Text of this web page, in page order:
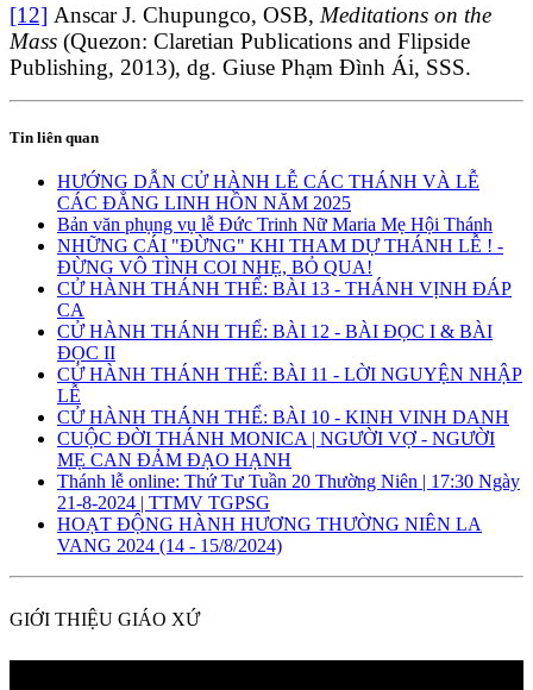
[12] Anscar J. Chupungco, OSB, Meditations on the
Mass (Quezon: Claretian Publications and Flipside
Publishing, 2013), dg. Giuse Phạm Đình Ái, SSS.
Tin liên quan
HƯỚNG DẪN CỬ HÀNH LỄ CÁC THÁNH VÀ LỄ
CÁC ĐẲNG LINH HỒN NĂM 2025
Bản văn phụng vụ lễ Đức Trinh Nữ Maria Mẹ Hội Thánh
NHỮNG CÁI "ĐỪNG" KHI THAM DỰ THÁNH LỄ ! -
ĐỪNG VÔ TÌNH COI NHẸ, BỎ QUA!
CỬ HÀNH THÁNH THỂ: BÀI 13 - THÁNH VỊNH ĐÁP
CA
CỬ HÀNH THÁNH THỂ: BÀI 12 - BÀI ĐỌC I & BÀI
ĐỌC II
CỬ HÀNH THÁNH THỂ: BÀI 11 - LỜI NGUYỆN NHẬP
LỄ
CỬ HÀNH THÁNH THỂ: BÀI 10 - KINH VINH DANH
CUỘC ĐỜI THÁNH MONICA | NGƯỜI VỢ - NGƯỜI
MẸ CAN ĐẢM ĐẠO HẠNH
Thánh lễ online: Thứ Tư Tuần 20 Thường Niên | 17:30 Ngày
21-8-2024 | TTMV TGPSG
HOẠT ĐỘNG HÀNH HƯƠNG THƯỜNG NIÊN LA
VANG 2024 (14 - 15/8/2024)
GIỚI THIỆU GIÁO XỨ